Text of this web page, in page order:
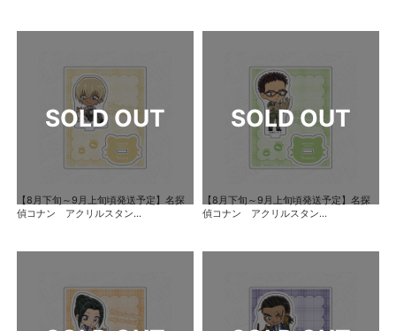
【8月下旬～9月上旬頃発送予定】名探
偵コナン アクリルスタン...
【8月下旬～9月上旬頃発送予定】名探
偵コナン アクリルスタン...